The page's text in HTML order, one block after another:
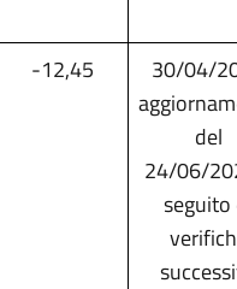
-12,45
30/04/
del
24/06/
seguito